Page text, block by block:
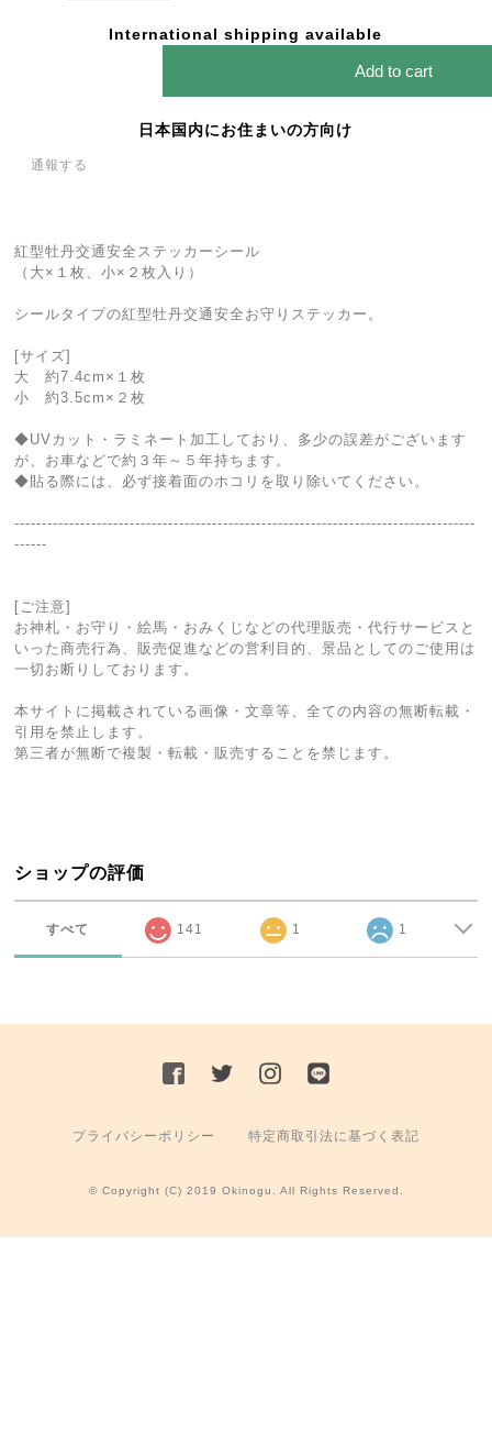
International shipping available
Add to cart
日本国内にお住まいの方向け
通報する
紅型牡丹交通安全ステッカーシール
（大×１枚、小×２枚入り）
シールタイプの紅型牡丹交通安全お守りステッカー。
[サイズ]
大 約7.4cm×１枚
小 約3.5cm×２枚
◆UVカット・ラミネート加工しており、多少の誤差がございます
が、お車などで約３年～５年持ちます。
◆貼る際には、必ず接着面のホコリを取り除いてください。
------------------------------------------------------------------------------------
------
[ご注意]
お神札・お守り・絵馬・おみくじなどの代理販売・代行サービスと
いった商売行為、販売促進などの営利目的、景品としてのご使用は
一切お断りしております。
本サイトに掲載されている画像・文章等、全ての内容の無断転載・
引用を禁止します。
第三者が無断で複製・転載・販売することを禁じます。
ショップの評価
すべて 141 1 1
プライバシーポリシー 特定商取引法に基づく表記
© Copyright (C) 2019 Okinogu. All Rights Reserved.